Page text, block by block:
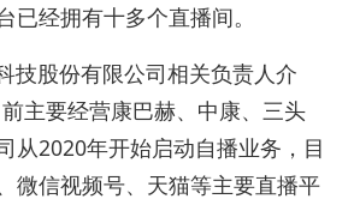
已经拥有十多个直播间。
技股份有限公司相关负责人介
主要经营康巴赫、中康、三头
从2020年开始启动自播业务，目
微信视频号、天猫等主要直播平